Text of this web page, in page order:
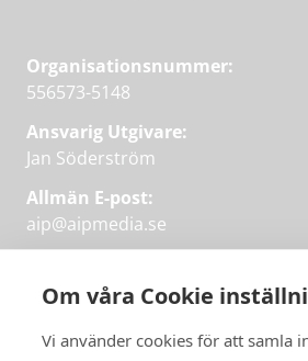
Om våra Cookie
Vi använder cookies för att samla
Organisationsnummer:
556573-5148
Ansvarig Utgivare:
Jan Söderström
Allmän E-post:
aip@aipmedia.se
aip@flowyinfo.seeller 08-1210 60
Instagram
LinkedIn
Twitter
Facebook